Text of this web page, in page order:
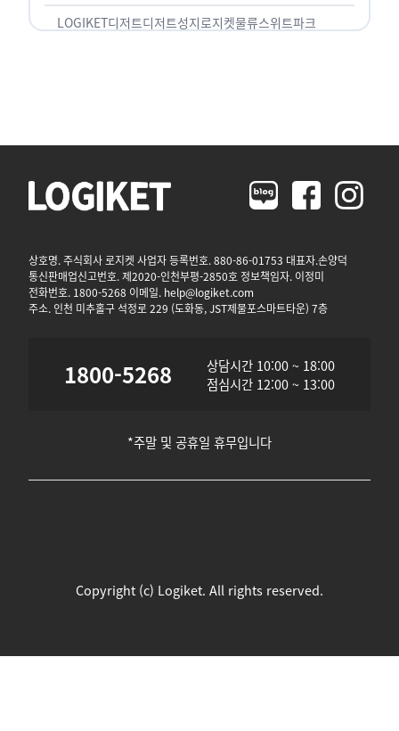
LOGIKET디저트디저트성지로지켓물류스위트파크
상호명. 주식회사 로지켓 사업자 등록번호. 880-86-01753 대표자.손양덕
통신판매업신고번호. 제2020-인천부평-2850호 정보책임자. 이정미
전화번호. 1800-5268 이메일. help@logiket.com
주소. 인천 미추홀구 석정로 229 (도화동, JST제물포스마트타운) 7층
1800-5268
상담시간 10:00 ~ 18:00
점심시간 12:00 ~ 13:00
*주말 및 공휴일 휴무입니다
Copyright (c) Logiket. All rights reserved.